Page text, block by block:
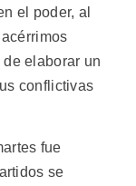
el poder, al
elaborar un
conflictivas
fue
se